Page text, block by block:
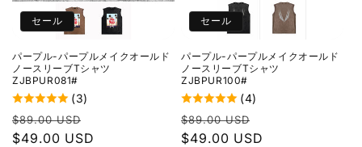
セール
パープル-パープルメイクオールド
ノースリーブTシャツ
ZJBPUR081#
(3)
通
常
$89.00 USD
ー
$49.00 USD
セール
パープル-パープルメイクオールド
ノースリーブTシャツ
ZJBPUR100#
(4)
通
常
$89.00 USD
ー
$49.00 USD